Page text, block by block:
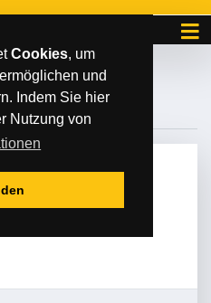
Cookies, um
und
Indem Sie hier
Nutzung von